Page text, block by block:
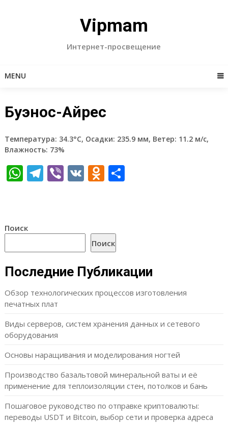
Vipmam
Интернет-просвещение
MENU
Буэнос-Айрес
Температура: 34.3°C, Осадки: 235.9 мм, Ветер: 11.2 м/с,
Влажность: 73%
WhatsApp
Telegram
Viber
VKOdnoklassniki
Отправить
Поиск
Поиск
Последние Публикации
Обзор технологических процессов изготовления
печатных плат
Виды серверов, систем хранения данных и сетевого
оборудования
Основы наращивания и моделирования ногтей
Производство базальтовой минеральной ваты и её
применение для теплоизоляции стен, потолков и бань
Пошаговое руководство по отправке криптовалюты:
переводы USDT и Bitcoin, выбор сети и проверка адреса